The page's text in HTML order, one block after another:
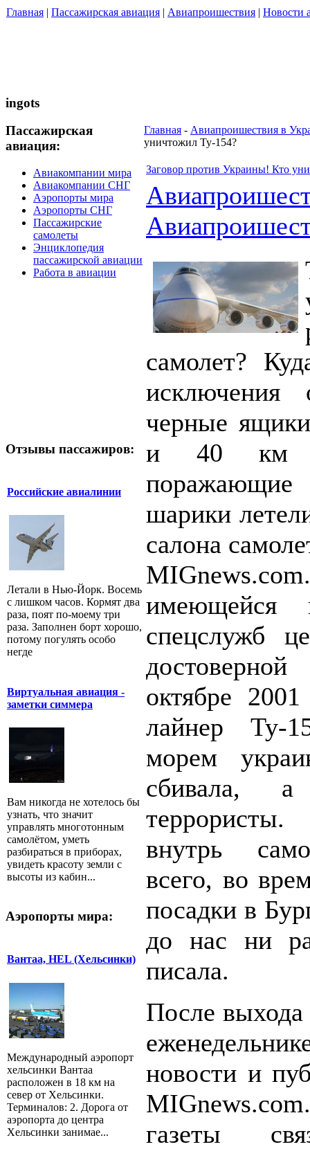
Главная | Пассажирская авиация | Авиапроишествия | Новости
ingots
Пассажирская
авиация:
Авиакомпании мира
Авиакомпании СНГ
Аэропорты мира
Аэропорты СНГ
Пассажирские
самолеты
Энциклопедия
пассажирской авиации
Работа в авиации
Отзывы пассажиров:
Российские авиалинии
Летали в Нью-Йорк. Восемь
с лишком часов. Кормят два
раза, поят по-моему три
раза. Заполнен борт хорошо,
потому погулять особо
негде
Виртуальная авиация -
заметки симмера
Вам никогда не хотелось бы
узнать, что значит
управлять многотонным
самолётом, уметь
разбираться в приборах,
увидеть красоту земли с
высоты из кабин...
Аэропорты мира:
Вантаа, HEL (Хельсинки)
Международный аэропорт
хельсинки Вантаа
расположен в 18 км на
север от Хельсинки.
Терминалов: 2. Дорога от
аэропорта до центра
Хельсинки занимае...
Главная - Авиапроишествия в
уничтожил Ту-154?
Заговор против Украины! Кто
самолет?
исключения
черные
и 40 км
шарики
салона
имеющейся
спецслужб
октябре
лайнер Ту-
морем
сбивала,
внутрь
всего, во
посадки в
до нас ни
писала.
После выхода
новости и
газеты